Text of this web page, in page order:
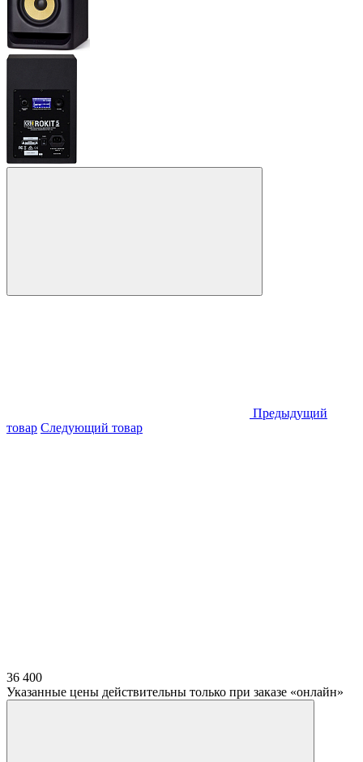
Предыдущий
товар Следующий товар
36 400
Указанные цены действительны только при заказе «онлайн»